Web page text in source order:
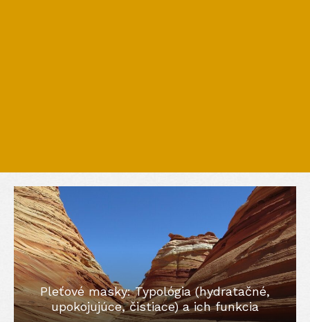
Pleťové masky: Typológia (hydratačné,
upokojujúce, čistiace) a ich funkcia